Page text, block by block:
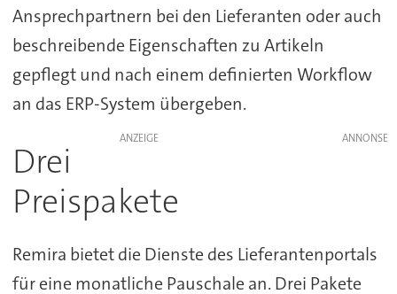
Ansprechpartnern bei den Lieferanten oder auch
beschreibende Eigenschaften zu Artikeln
gepflegt und nach einem definierten Workflow
an das ERP-System übergeben.
ANZEIGE
Drei
Preispakete
Remira bietet die Dienste des Lieferantenportals
für eine monatliche Pauschale an. Drei Pakete